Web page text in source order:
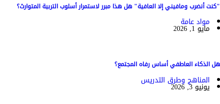
"كنت أنضرب ومافيني إلا العافية" هل هذا مبرر لاستمرار أسلوب التربية المتوارث؟
مواد عامة
مايو 1, 2026
هل الذكاء العاطفي أساس رفاه المجتمع؟
المناهج وطرق التدريس
يونيو 3, 2026